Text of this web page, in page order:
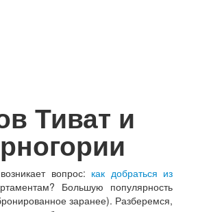
Тиват и
вопрос: как добраться из
Большую популярность
заранее). Разберемся,